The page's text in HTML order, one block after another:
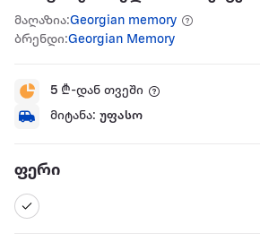
მაღაზია:Georgian memory
ბრენდი:Georgian Memory
5 ₾-დან თვეში
მიტანა: უფასო
ფერი